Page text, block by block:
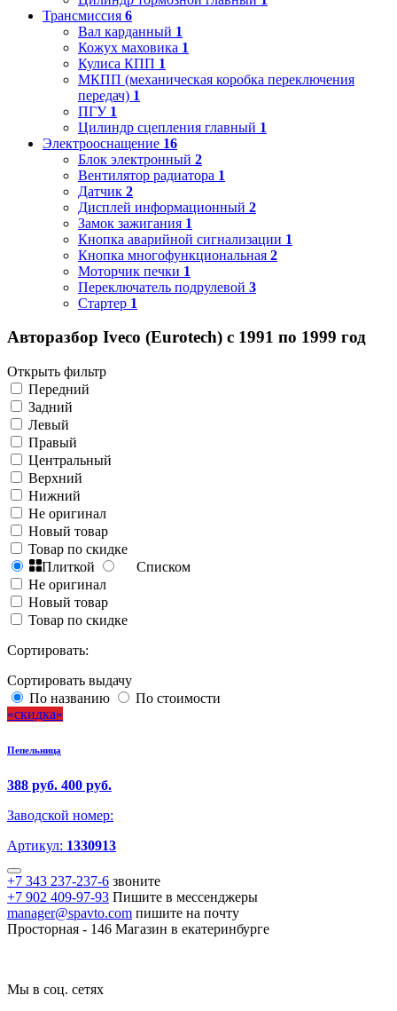
Трансмиссия 6
Вал карданный 1
Кожух маховика 1
Кулиса КПП 1
МКПП (механическая коробка переключения
передач) 1
ПГУ 1
Цилиндр сцепления главный 1
Электрооснащение 16
Блок электронный 2
Вентилятор радиатора 1
Датчик 2
Дисплей информационный 2
Замок зажигания 1
Кнопка аварийной сигнализации 1
Кнопка многофункциональная 2
Моторчик печки 1
Переключатель подрулевой 3
Стартер 1
Авторазбор Iveco (Eurotech) с 1991 по 1999 год
Открыть фильтр
Передний
Задний
Левый
Правый
Центральный
Верхний
Нижний
Не оригинал
Новый товар
Товар по скидке
Плиткой
Списком
Не оригинал
Новый товар
Товар по скидке
Сортировать:
Сортировать выдачу
По названию
По стоимости
скидка
Пепельница
388 руб. 400 руб.
Заводской номер:
Артикул: 1330913
+7 343 237-237-6 звоните
+7 902 409-97-93 Пишите в мессенджеры
manager@spavto.com пишите на почту
Просторная - 146 Магазин в екатеринбурге
Мы в соц. сетях